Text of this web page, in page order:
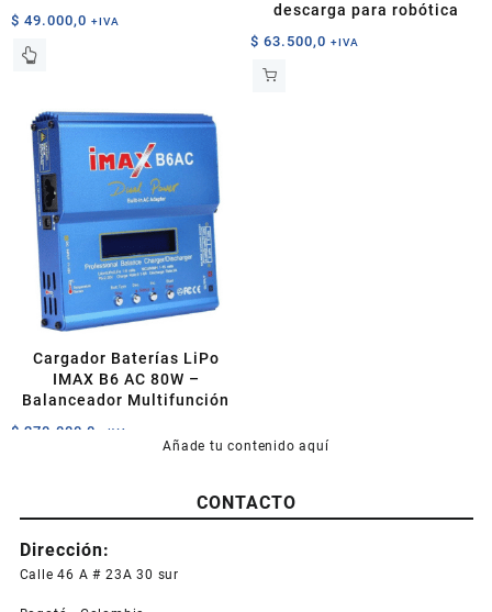
$ 49.000,0 +IVA
descarga para robótica
$ 63.500,0 +IVA
Cargador Baterías LiPo
IMAX B6 AC 80W –
Balanceador Multifunción
$ 270.000,0 +IVA
Añade tu contenido aquí
CONTACTO
Dirección:
Calle 46 A # 23A 30 sur